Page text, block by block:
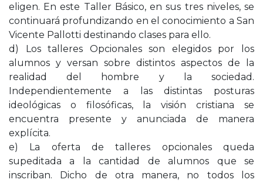
eligen. En este Taller Básico, en sus tres niveles, se
continuará profundizando en el conocimiento a San
Vicente Pallotti destinando clases para ello.
d) Los talleres Opcionales son elegidos por los
alumnos y versan sobre distintos aspectos de la
realidad del hombre y la sociedad.
Independientemente a las distintas posturas
ideológicas o filosóficas, la visión cristiana se
encuentra presente y anunciada de manera
explícita.
e) La oferta de talleres opcionales queda
supeditada a la cantidad de alumnos que se
inscriban. Dicho de otra manera, no todos los